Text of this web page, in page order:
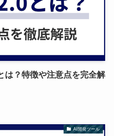
は？特徴や注意点を完全解
AI開発ツール